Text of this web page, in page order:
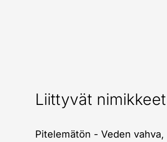
Liittyvät nimikkeet
Pitelemätön - Veden vahva,